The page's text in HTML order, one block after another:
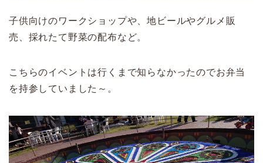
子供向けのワークショップや、地ビールやグルメ販
売、採れたて野菜の配布など。
こちらのイベントは行くまで知らなかったのでお弁当
を持参していました～。